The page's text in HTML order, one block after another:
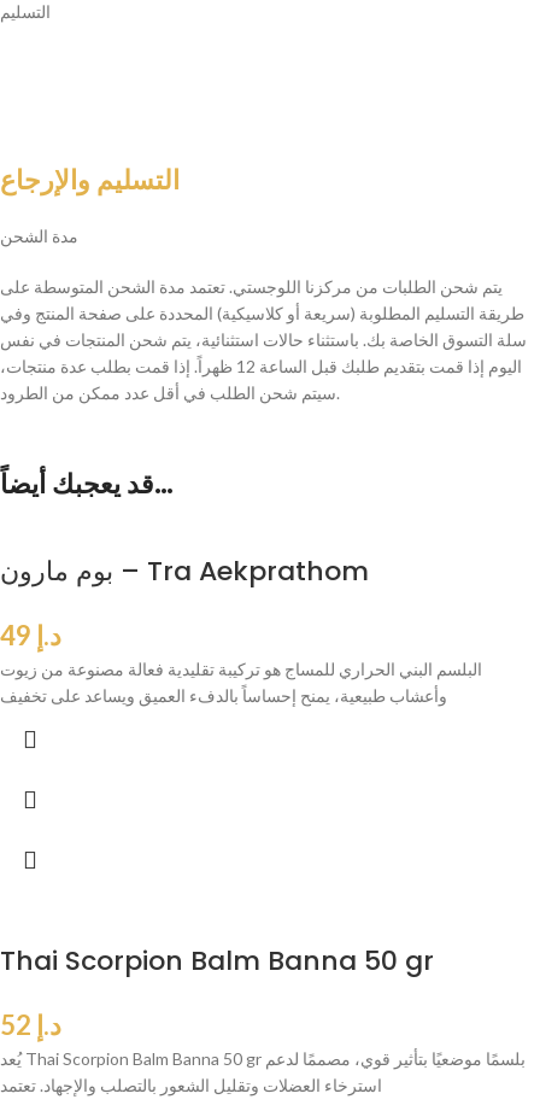
التسليم
التسليم والإرجاع
مدة الشحن
يتم شحن الطلبات من مركزنا اللوجستي. تعتمد مدة الشحن المتوسطة على
طريقة التسليم المطلوبة (سريعة أو كلاسيكية) المحددة على صفحة المنتج وفي
سلة التسوق الخاصة بك. باستثناء حالات استثنائية، يتم شحن المنتجات في نفس
اليوم إذا قمت بتقديم طلبك قبل الساعة 12 ظهراً. إذا قمت بطلب عدة منتجات،
سيتم شحن الطلب في أقل عدد ممكن من الطرود.
قد يعجبك أيضاً…
بوم مارون – Tra Aekprathom
د.إ
البلسم البني الحراري للمساج هو تركيبة تقليدية فعالة مصنوعة من زيوت
وأعشاب طبيعية، يمنح إحساساً بالدفء العميق ويساعد على تخفيف
Thai Scorpion Balm Banna 50 gr
د.إ
يُعد Thai Scorpion Balm Banna 50 gr بلسمًا موضعيًا بتأثير قوي، مصممًا لدعم
استرخاء العضلات وتقليل الشعور بالتصلب والإجهاد. تعتمد